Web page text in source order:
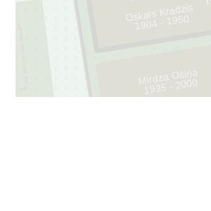
Mirdza Ošiņa
1935 - 2000
Oskars Kradzis
1904 - 1950